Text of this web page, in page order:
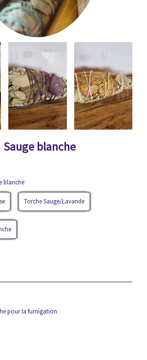
Sauge blanche
blanche
Torche Sauge/Lavande
pour la fumigation